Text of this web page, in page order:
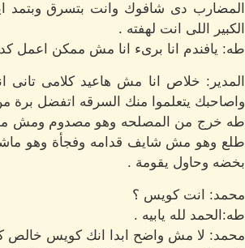
المضارب دى شافوك وانت بتسرق وبتمد
الكبير اللى انت لهفته .
طه: يافندم انا برىء انا مش ممكن اعمل كدة ابدا ازاى
المدير: خلاص انا مش هاعيد كلامى
واصاحبك يتعلموا منك السرقه اتفضل برة
طه خرج من المصلحه وهو مصدوم ومش
طلع وهو مش شايف قدامه وفجأة وهو
بخضه وحاول يقومة .
محمد: انت كويس ؟
طه:الحمد لله يابيه .
محمد: لا مش واضح ابدا انك كويس خالص